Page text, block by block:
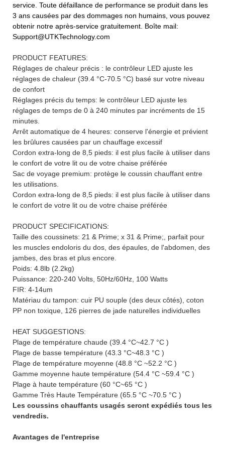
service. Toute défaillance de performance se produit dans les
3 ans causées par des dommages non humains, vous pouvez
obtenir notre après-service gratuitement. Boîte mail:
Support@UTKTechnology.com
PRODUCT FEATURES:
Réglages de chaleur précis : le contrôleur LED ajuste les
réglages de chaleur (39.4 °C-70.5 °C) basé sur votre niveau
de confort
Réglages précis du temps: le contrôleur LED ajuste les
réglages de temps de 0 à 240 minutes par incréments de 15
minutes.
Arrêt automatique de 4 heures: conserve l'énergie et prévient
les brûlures causées par un chauffage excessif
Cordon extra-long de 8,5 pieds: il est plus facile à utiliser dans
le confort de votre lit ou de votre chaise préférée
Sac de voyage premium: protège le coussin chauffant entre
les utilisations.
Cordon extra-long de 8,5 pieds: il est plus facile à utiliser dans
le confort de votre lit ou de votre chaise préférée
PRODUCT SPECIFICATIONS:
Taille des coussinets: 21 & Prime; x 31 & Prime;, parfait pour
les muscles endoloris du dos, des épaules, de l'abdomen, des
jambes, des bras et plus encore.
Poids: 4.8lb (2.2kg)
Puissance: 220-240 Volts, 50Hz/60Hz, 100 Watts
FIR: 4-14um
Matériau du tampon: cuir PU souple (des deux côtés), coton
PP non toxique, 126 pierres de jade naturelles individuelles
HEAT SUGGESTIONS:
Plage de température chaude (39.4 °C~42.7 °C )
Plage de basse température (43.3 °C~48.3 °C )
Plage de température moyenne (48.8 °C ~52.2 °C )
Gamme moyenne haute température (54.4 °C ~59.4 °C )
Plage à haute température (60 °C~65 °C )
Gamme Très Haute Température (65.5 °C ~70.5 °C )
Les coussins chauffants usagés seront expédiés tous les
vendredis.
Avantages de l'entreprise